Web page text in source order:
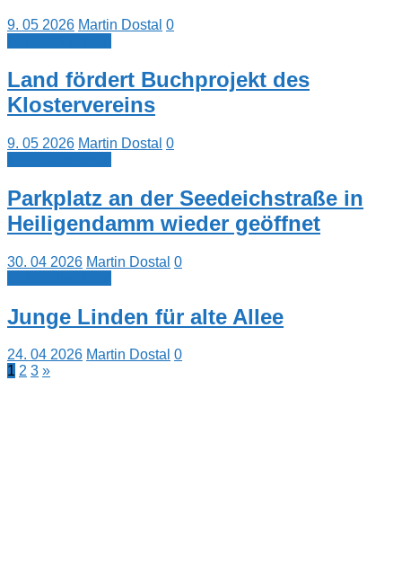
9. 05 2026 Martin Dostal 0
Land fördert Buchprojekt des
Klostervereins
9. 05 2026 Martin Dostal 0
Parkplatz an der Seedeichstraße in
Heiligendamm wieder geöffnet
30. 04 2026 Martin Dostal 0
Junge Linden für alte Allee
24. 04 2026 Martin Dostal 0
Seitennummerierung
1 2 3 Nächste
»